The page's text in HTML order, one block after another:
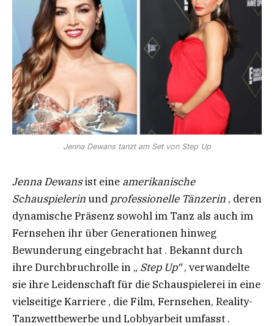
Jenna Dewans tanzt am Set von Step Up
Jenna Dewansist eine amerikanische
Schauspielerinund professionelle Tänzerin , deren
dynamische Präsenz sowohl im Tanz als auch im
Fernsehen ihr über Generationen hinweg
Bewunderung eingebracht hat . Bekannt durch
ihre Durchbruchrolle in „ Step Up“, verwandelte
sie ihre Leidenschaft für die Schauspielerei in eine
vielseitige Karriere , die Film, Fernsehen, Reality-
Tanzwettbewerbe und Lobbyarbeit umfasst .